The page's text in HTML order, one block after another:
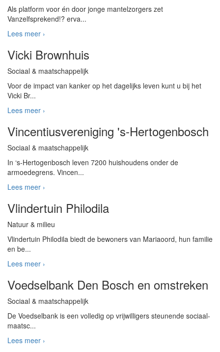
Als platform voor én door jonge mantelzorgers zet
Vanzelfsprekend!? erva...
Lees meer ›
Vicki Brownhuis
Sociaal & maatschappelijk
Voor de impact van kanker op het dagelijks leven kunt u bij het
Vicki Br...
Lees meer ›
Vincentiusvereniging 's-Hertogenbosch
Sociaal & maatschappelijk
In ‘s-Hertogenbosch leven 7200 huishoudens onder de
armoedegrens. Vincen...
Lees meer ›
Vlindertuin Philodila
Natuur & milieu
Vlindertuin Philodila biedt de bewoners van Mariaoord, hun familie
en be...
Lees meer ›
Voedselbank Den Bosch en omstreken
Sociaal & maatschappelijk
De Voedselbank is een volledig op vrijwilligers steunende sociaal-
maatsc...
Lees meer ›